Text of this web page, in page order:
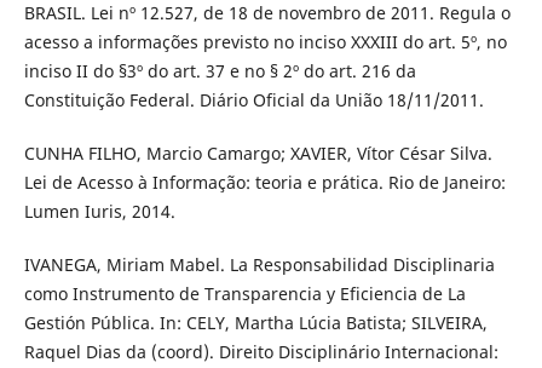
BRASIL. Lei nº 12.527, de 18 de novembro de 2011. Regula o
acesso a informações previsto no inciso XXXIII do art. 5º, no
inciso II do §3º do art. 37 e no § 2º do art. 216 da
Constituição Federal. Diário Oficial da União 18/11/2011.
CUNHA FILHO, Marcio Camargo; XAVIER, Vítor César Silva.
Lei de Acesso à Informação: teoria e prática. Rio de Janeiro:
Lumen Iuris, 2014.
IVANEGA, Miriam Mabel. La Responsabilidad Disciplinaria
como Instrumento de Transparencia y Eficiencia de La
Gestión Pública. In: CELY, Martha Lúcia Batista; SILVEIRA,
Raquel Dias da (coord). Direito Disciplinário Internacional: